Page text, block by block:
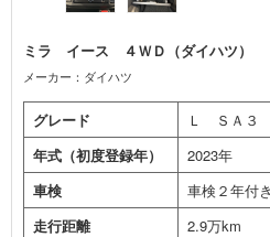
ミラ イース ４ＷＤ（ダイハツ）
メーカー：ダイハツ
グレード
Ｌ ＳＡ３
年式（初度登録年）
2023年
車検
車検２年付き
走行距離
2.9万km